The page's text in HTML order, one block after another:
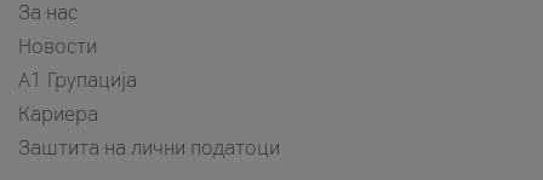
За нас
Новости
А1 Групација
Кариера
Заштита на лични податоци